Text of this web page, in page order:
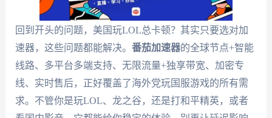
回到开头的问题，美国玩LOL总卡顿？其实只要选对加
速器，这些问题都能解决。 番茄加速器的全球节点+智能
线路、多平台多端支持、无限流量+独享带宽、加密专
线、实时售后，正好覆盖了海外党玩国服游戏的所有需
求。不管你是玩LOL、龙之谷，还是打和平精英，或者